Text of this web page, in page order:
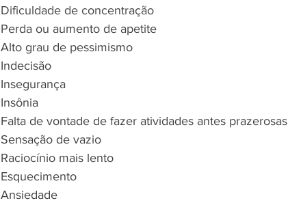
Dificuldade de concentração
Perda ou aumento de apetite
Alto grau de pessimismo
Indecisão
Insegurança
Insônia
Falta de vontade de fazer atividades antes prazerosas
Sensação de vazio
Raciocínio mais lento
Esquecimento
Ansiedade